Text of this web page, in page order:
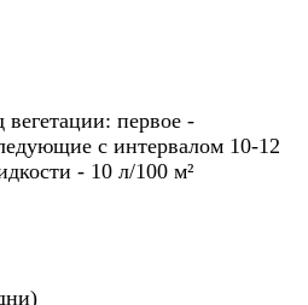
первое -
с интервалом 10-12
- 10 л/100 м²